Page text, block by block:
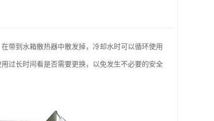
带到水箱散热器中散发掉，冷却水时可以循环使用
过长时间看是否需要更换，以免发生不必要的安全